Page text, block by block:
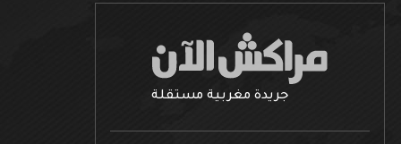
جريدة مغربية مستقلة